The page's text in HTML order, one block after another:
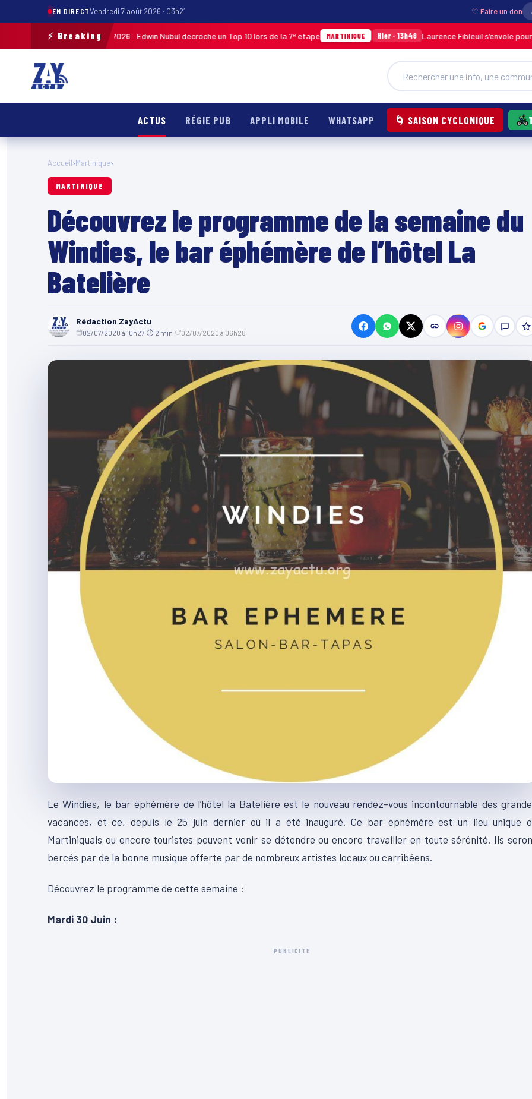
EN DIRECTVendredi 7 août 2026 · 03h21 ♡ Faire un don
⚡ Breaking
de Guadeloupe 2026 : Edwin Nubul décroche un Top 10 lors de la 7ᵉ étape MARTINIQUE Hier · 13h48 Laurence Fibleuil s’envole pour
ACTUS RÉGIE PUB APPLI MOBILE WHATSAPP 🌀 SAISON CYCLONIQUE
Accueil›Martinique›
MARTINIQUE
Découvrez le programme de la semaine du
Windies, le bar éphémère de l’hôtel La
Batelière
Rédaction ZayActu
02/07/2020 à 10h27 ⏱ 2 min 02/07/2020 à 06h28
Le Windies, le bar éphémère de l’hôtel la Batelière est le nouveau rendez-vous incontournable des
vacances, et ce, depuis le 25 juin dernier où il a été inauguré. Ce bar éphémère est un lieu unique
Martiniquais ou encore touristes peuvent venir se détendre ou encore travailler en toute sérénité. Ils
bercés par de la bonne musique offerte par de nombreux artistes locaux ou carribéens.
Découvrez le programme de cette semaine :
Mardi 30 Juin :
PUBLICITÉ